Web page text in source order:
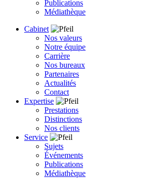
Publications
Médiathèque
Cabinet
Nos valeurs
Notre équipe
Carrière
Nos bureaux
Partenaires
Actualités
Contact
Expertise
Prestations
Distinctions
Nos clients
Service
Sujets
Événements
Publications
Médiathèque